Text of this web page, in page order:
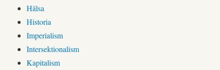
Hälsa
Historia
Imperialism
Intersektionalism
Kapitalism